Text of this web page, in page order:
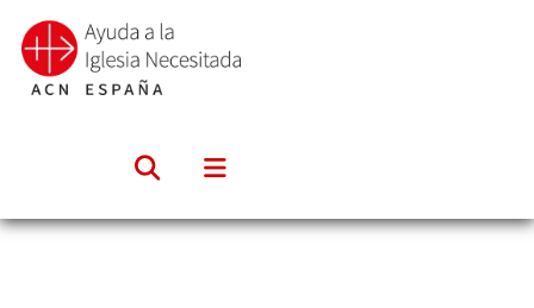
Saltar
contenido